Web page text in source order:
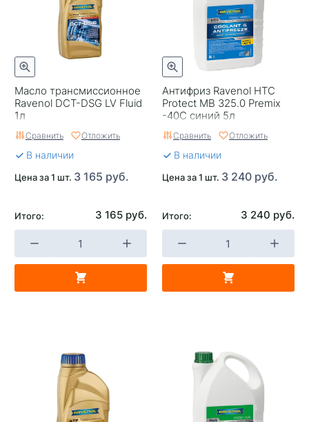
Масло трансмиссионное
Ravenol DCT-DSG LV Fluid
1л
Сравнить Отложить
В наличии
Цена за 1 шт. 3 165 руб.
Итого: 3 165 руб.
Антифриз Ravenol HTC
Protect MB 325.0 Premix
-40C синий 5л
Сравнить Отложить
В наличии
Цена за 1 шт. 3 240 руб.
Итого: 3 240 руб.